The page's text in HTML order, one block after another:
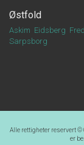
Østfold
Askim Eidsberg
Sarpsborg
Alle rettigheter reservert ©
er